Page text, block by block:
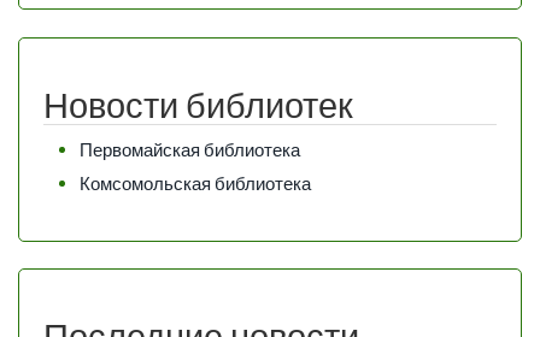
Новости библиотек
Первомайская библиотека
Комсомольская библиотека